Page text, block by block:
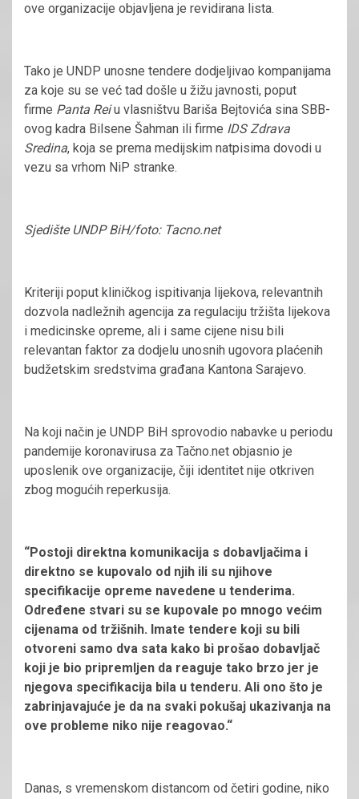
ove organizacije objavljena je revidirana lista.
Tako je UNDP unosne tendere dodjeljivao kompanijama
za koje su se već tad došle u žižu javnosti, poput
firme Panta Reiu vlasništvu Bariša Bejtovića sina SBB-
ovog kadra Bilsene Šahman ili firme IDS Zdrava
Sredina, koja se prema medijskim natpisima dovodi u
vezu sa vrhom NiP stranke.
Sjedište UNDP BiH/foto: Tacno.net
Kriteriji poput kliničkog ispitivanja lijekova, relevantnih
dozvola nadležnih agencija za regulaciju tržišta lijekova
i medicinske opreme, ali i same cijene nisu bili
relevantan faktor za dodjelu unosnih ugovora plaćenih
budžetskim sredstvima građana Kantona Sarajevo.
Na koji način je UNDP BiH sprovodio nabavke u periodu
pandemije koronavirusa za Tačno.net objasnio je
uposlenik ove organizacije, čiji identitet nije otkriven
zbog mogućih reperkusija.
“Postoji direktna komunikacija s dobavljačima i
direktno se kupovalo od njih ili su njihove
specifikacije opreme navedene u tenderima.
Određene stvari su se kupovale po mnogo većim
cijenama od tržišnih. Imate tendere koji su bili
otvoreni samo dva sata kako bi prošao dobavljač
koji je bio pripremljen da reaguje tako brzo jer je
njegova specifikacija bila u tenderu. Ali ono što je
zabrinjavajuće je da na svaki pokušaj ukazivanja na
ove probleme niko nije reagovao.“
Danas, s vremenskom distancom od četiri godine, niko